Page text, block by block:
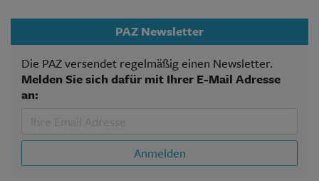
PAZ Newsletter
Die PAZ versendet regelmäßig einen Newsletter.
Melden Sie sich dafür mit Ihrer E-Mail Adresse
an:
Anmelden